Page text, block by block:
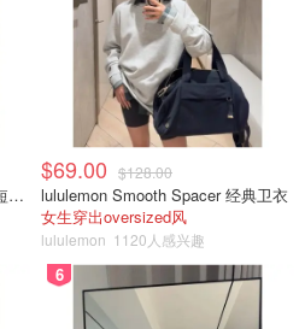
lululemon Softstreme 女士高腰短裤 10cm
$69.00 $128.00
lululemon Smooth Spacer 经典卫衣
女生穿出oversized风
lululemon 1120人感兴趣
6